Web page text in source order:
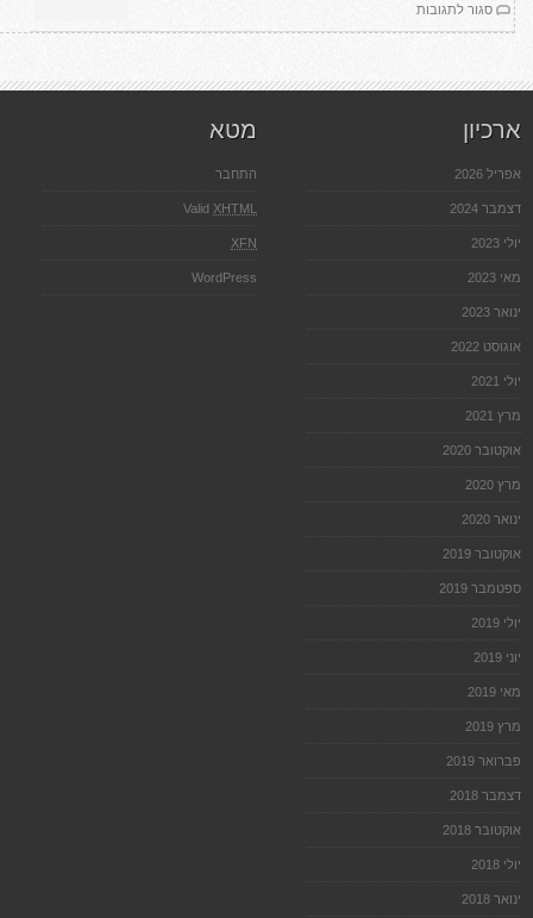
סגור לתגובותעל
ארכיון
אפריל 2026
דצמבר 2024
יולי 2023
מאי 2023
ינואר 2023
אוגוסט 2022
יולי 2021
מרץ 2021
אוקטובר 2020
מרץ 2020
ינואר 2020
אוקטובר 2019
ספטמבר 2019
יולי 2019
יוני 2019
מאי 2019
מרץ 2019
פברואר 2019
דצמבר 2018
אוקטובר 2018
יולי 2018
ינואר 2018
מטא
התחבר
Valid XHTML
XFN
WordPress